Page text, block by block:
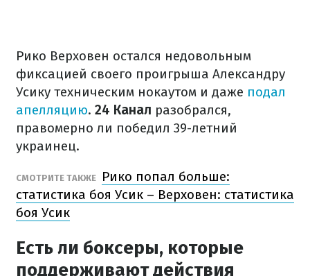
Рико Верховен остался недовольным
фиксацией своего проигрыша Александру
Усику техническим нокаутом и даже подал
апелляцию. 24 Канал разобрался,
правомерно ли победил 39-летний
украинец.
СМОТРИТЕ ТАКЖЕ
Рико попал больше:
статистика боя Усик – Верховен: статистика
боя Усик
Есть ли боксеры, которые
поддерживают действия